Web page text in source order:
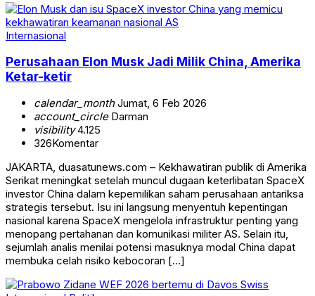
Internasional
Perusahaan Elon Musk Jadi Milik China, Amerika
Ketar-ketir
calendar_monthJumat, 6 Feb 2026
account_circleDarman
visibility4.125
326Komentar
JAKARTA, duasatunews.com – Kekhawatiran publik di Amerika
Serikat meningkat setelah muncul dugaan keterlibatan SpaceX
investor China dalam kepemilikan saham perusahaan antariksa
strategis tersebut. Isu ini langsung menyentuh kepentingan
nasional karena SpaceX mengelola infrastruktur penting yang
menopang pertahanan dan komunikasi militer AS. Selain itu,
sejumlah analis menilai potensi masuknya modal China dapat
membuka celah risiko kebocoran […]